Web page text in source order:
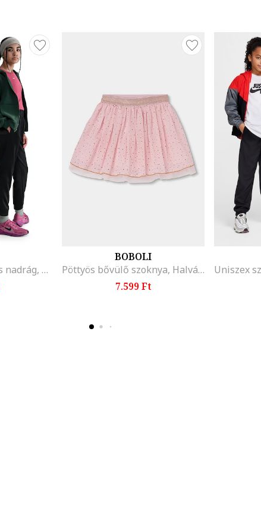
Normál fazonú logós nadrág, Fekete
BOBOLI
Pöttyös bővülő szoknya, Halvány rózsaszín
7.599 Ft